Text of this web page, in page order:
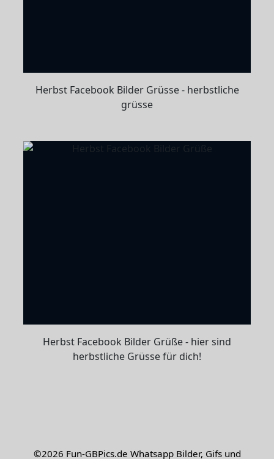
Herbst Facebook Bilder Grüsse - herbstliche
grüsse
Herbst Facebook Bilder Grüße - hier sind
herbstliche Grüsse für dich!
©2026 Fun-GBPics.de Whatsapp Bilder, Gifs und